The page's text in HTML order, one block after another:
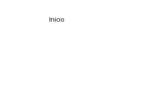
Inicio